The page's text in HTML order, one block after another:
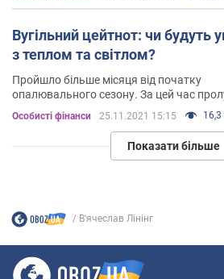
Вугільний цейтнот: чи будуть
з теплом та світлом?
Пройшло більше місяця від початку
опалювального сезону. За цей час
безліч суперечливих заяв як від
влади, так і з боку економічних експертів
Особисті фінанси 25.11.2021 15:15 16,3
Показати більше
В'ячеслав Лінінг